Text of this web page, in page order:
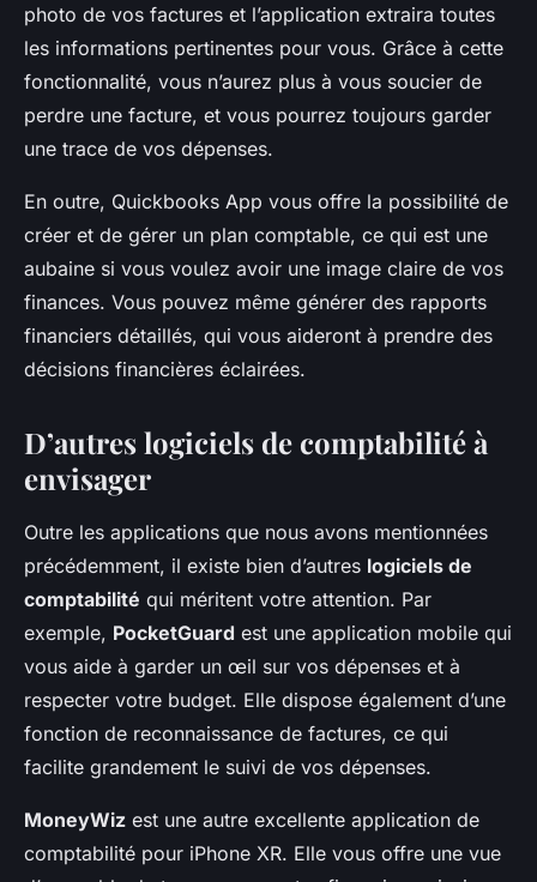
photo de vos factures et l’application extraira toutes
les informations pertinentes pour vous. Grâce à cette
fonctionnalité, vous n’aurez plus à vous soucier de
perdre une facture, et vous pourrez toujours garder
une trace de vos dépenses.
En outre, Quickbooks App vous offre la possibilité de
créer et de gérer un plan comptable, ce qui est une
aubaine si vous voulez avoir une image claire de vos
finances. Vous pouvez même générer des rapports
financiers détaillés, qui vous aideront à prendre des
décisions financières éclairées.
D’autres logiciels de comptabilité à
envisager
Outre les applications que nous avons mentionnées
précédemment, il existe bien d’autres logiciels de
comptabilité qui méritent votre attention. Par
exemple, PocketGuard est une application mobile qui
vous aide à garder un œil sur vos dépenses et à
respecter votre budget. Elle dispose également d’une
fonction de reconnaissance de factures, ce qui
facilite grandement le suivi de vos dépenses.
MoneyWiz est une autre excellente application de
comptabilité pour iPhone XR. Elle vous offre une vue